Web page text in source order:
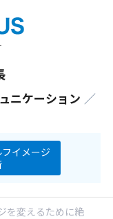
ニケーション ／
イメージ
を変えるために絶